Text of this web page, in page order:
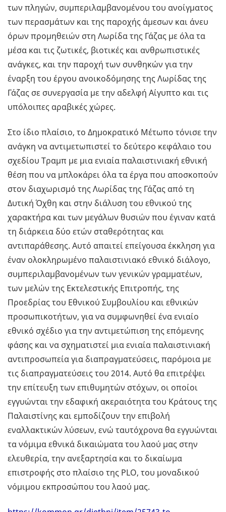
των πληγών, συμπεριλαμβανομένου του ανοίγματος
των περασμάτων και της παροχής άμεσων και άνευ
όρων προμηθειών στη Λωρίδα της Γάζας με όλα τα
μέσα και τις ζωτικές, βιοτικές και ανθρωπιστικές
ανάγκες, και την παροχή των συνθηκών για την
έναρξη του έργου ανοικοδόμησης της Λωρίδας της
Γάζας σε συνεργασία με την αδελφή Αίγυπτο και τις
υπόλοιπες αραβικές χώρες.
Στο ίδιο πλαίσιο, το Δημοκρατικό Μέτωπο τόνισε την
ανάγκη να αντιμετωπιστεί το δεύτερο κεφάλαιο του
σχεδίου Τραμπ με μια ενιαία παλαιστινιακή εθνική
θέση που να μπλοκάρει όλα τα έργα που αποσκοπούν
στον διαχωρισμό της Λωρίδας της Γάζας από τη
Δυτική Όχθη και στην διάλυση του εθνικού της
χαρακτήρα και των μεγάλων θυσιών που έγιναν κατά
τη διάρκεια δύο ετών σταθερότητας και
αντιπαράθεσης. Αυτό απαιτεί επείγουσα έκκληση για
έναν ολοκληρωμένο παλαιστινιακό εθνικό διάλογο,
συμπεριλαμβανομένων των γενικών γραμματέων,
των μελών της Εκτελεστικής Επιτροπής, της
Προεδρίας του Εθνικού Συμβουλίου και εθνικών
προσωπικοτήτων, για να συμφωνηθεί ένα ενιαίο
εθνικό σχέδιο για την αντιμετώπιση της επόμενης
φάσης και να σχηματιστεί μια ενιαία παλαιστινιακή
αντιπροσωπεία για διαπραγματεύσεις, παρόμοια με
τις διαπραγματεύσεις του 2014. Αυτό θα επιτρέψει
την επίτευξη των επιθυμητών στόχων, οι οποίοι
εγγυώνται την εδαφική ακεραιότητα του Κράτους της
Παλαιστίνης και εμποδίζουν την επιβολή
εναλλακτικών λύσεων, ενώ ταυτόχρονα θα εγγυώνται
τα νόμιμα εθνικά δικαιώματα του λαού μας στην
ελευθερία, την ανεξαρτησία και το δικαίωμα
επιστροφής στο πλαίσιο της PLO, του μοναδικού
νόμιμου εκπροσώπου του λαού μας.